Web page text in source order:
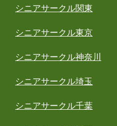
シニアサークル関東
シニアサークル東京
シニアサークル神奈川
シニアサークル埼玉
シニアサークル千葉